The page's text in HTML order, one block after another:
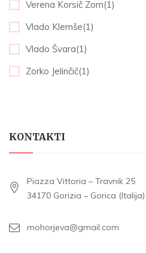
Verena Korsič Zorn(1)
Vlado Klemše(1)
Vlado Švara(1)
Zorko Jelinčič(1)
KONTAKTI
Piazza Vittoria – Travnik 25
34170 Gorizia – Gorica (Italija)
mohorjeva@gmail.com